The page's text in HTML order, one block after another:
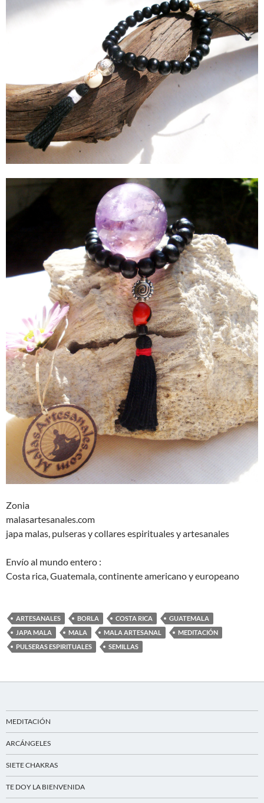
Zonia
malasartesanales.com
japa malas, pulseras y collares espirituales y artesanales
Envío al mundo entero :
Costa rica, Guatemala, continente americano y europeano
ARTESANALES BORLA COSTA RICA
GUATEMALA
JAPA MALA
MALA MALA ARTESANAL
MEDITACIÓN
PULSERAS ESPIRITUALES
SEMILLAS
MEDITACIÓN
ARCÁNGELES
SIETE CHAKRAS
TE DOY LA BIENVENIDA